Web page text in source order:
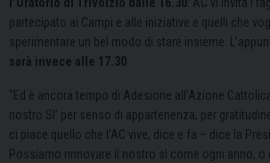
partecipato ai Campi e alle iniziative e quelli che
sperimentare un bel modo di stare insieme.
sarà invece alle 17.30
“Ed è ancora tempo di Adesione all’Azione
nostro SI’ per senso di appartenenza, per
ci piace quello che l’AC vive, dice e fa – dice la
Possiamo rinnovare il nostro sì come ogni anno, o